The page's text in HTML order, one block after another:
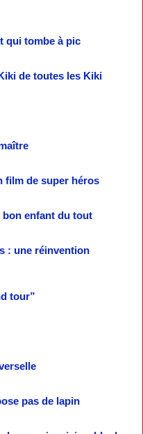
qui tombe à pic
de toutes les Kiki
film de super héros
bon enfant du tout
: une réinvention
tour”
pas de lapin